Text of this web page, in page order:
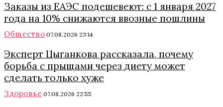
Заказы из ЕАЭС подешевеют: с 1 января 2027
года на 10% снижаются ввозные пошлины
Общество 07.08.2026 23:14
Эксперт Цыганкова рассказала, почему
борьба с прыщами через диету может
сделать только хуже
Здоровье 07.08.2026 22:55